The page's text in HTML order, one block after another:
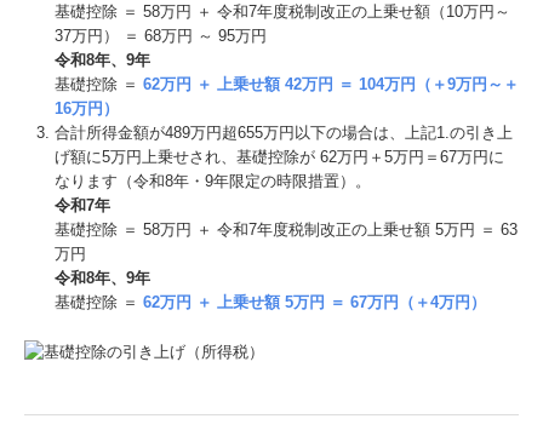
基礎控除 ＝ 58万円 ＋ 令和7年度税制改正の上乗せ額（10万円～
37万円） ＝ 68万円 ～ 95万円
令和8年、9年
基礎控除 ＝ 62万円 ＋ 上乗せ額 42万円 ＝ 104万円（＋9万円～＋
16万円）
合計所得⾦額が489万円超655万円以下の場合は、上記1.の引き上
げ額に5万円上乗せされ、基礎控除が 62万円＋5万円＝67万円に
なります（令和8年・9年限定の時限措置）。
令和7年
基礎控除 ＝ 58万円 ＋ 令和7年度税制改正の上乗せ額 5万円 ＝ 63
万円
令和8年、9年
基礎控除 ＝ 62万円 ＋ 上乗せ額 5万円 ＝ 67万円（＋4万円）